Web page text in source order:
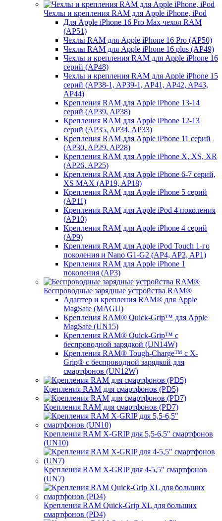
Чехлы и крепления RAM для Apple iPhone, iPod
Для Apple iPhone 16 Pro Max чехол RAM
(AP51)
Чехлы RAM для Apple iPhone 16 Pro (AP50)
Чехлы RAM для Apple iPhone 16 plus (AP49)
Чехлы и крепления RAM для Apple iPhone 16
серий (AP48)
Чехлы и крепления RAM для Apple iPhone 15
серий (AP38-1, AP39-1, AP41, AP42, AP43,
AP44)
Крепления RAM для Apple iPhone 13-14
серий (AP39, AP38)
Крепления RAM для Apple iPhone 12-13
серий (AP35, AP34, AP33)
Крепления RAM для Apple iPhone 11 серий
(AP30, AP29, AP28)
Крепления RAM для Apple iPhone X, XS, XR
(AP26, AP25)
Крепления RAM для Apple iPhone 6-7 серий,
XS MAX (AP19, AP18)
Крепления RAM для Apple iPhone 5 серий
(AP11)
Крепления RAM для Apple iPod 4 поколения
(AP10)
Крепления RAM для Apple iPhone 4 серий
(AP9)
Крепления RAM для Apple iPod Touch 1-го
поколения и Nano G1-G2 (AP4, AP2, AP1)
Крепления RAM для Apple iPhone 1
поколения (AP3)
Беспроводные зарядные устройства RAM®
Адаптер и крепления RAM® для Apple
MagSafe (MAGU)
Крепления RAM® Quick-Grip™ для Apple
MagSafe (UN15)
Крепления RAM® Quick-Grip™ с
беспроводной зарядкой (UN14W)
Крепления RAM® Tough-Charge™ с X-
Grip® с беспроводной зарядкой для
смартфонов (UN12W)
Крепления RAM для смартфонов (PD5)
Крепления RAM для смартфонов (PD7)
Крепления RAM X-GRIP для 5,5-6,5" смартфонов
(UN10)
Крепления RAM X-GRIP для 4-5,5" смартфонов
(UN7)
Крепления RAM Quick-Grip XL для больших
смартфонов (PD4)